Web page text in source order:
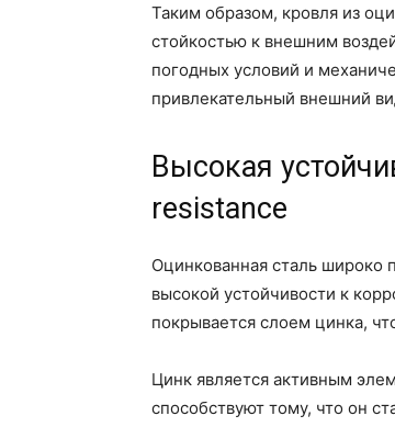
Таким образом, кровля из
стойкостью к внешним
погодных условий и
привлекательный внешний
Высокая
resistance
Оцинкованная сталь широко
высокой устойчивости к
покрывается слоем цинка,
Цинк является активным
способствуют тому, что он